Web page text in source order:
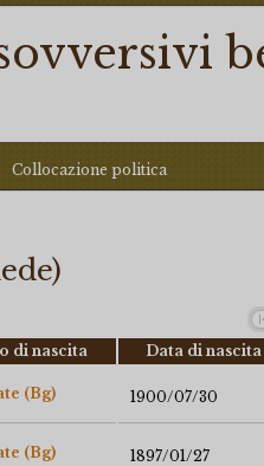
Collocazione politica
di nascita Data di nascita
(Bg) 1900/07/30
(Bg) 1897/01/27